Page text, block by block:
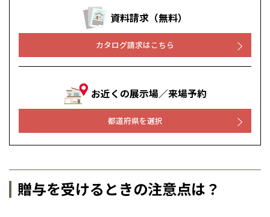
資料請求（無料）
カタログ請求はこちら
お近くの展示場／来場予約
都道府県を選択
贈与を受けるときの注意点は？